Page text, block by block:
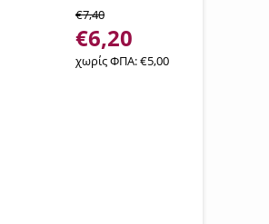
€7,40
€6,20
χωρίς ΦΠΑ:€5,00